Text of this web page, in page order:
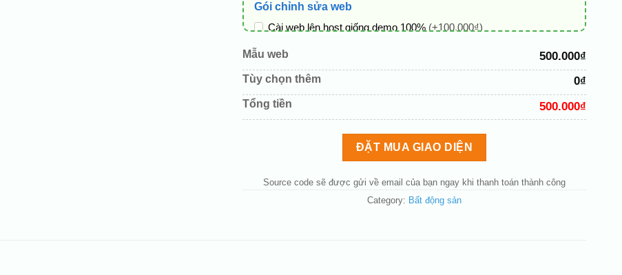
Gói chỉnh sửa web
Cài web lên host giống demo 100% (+100.000₫)
Thay logo + thông tin doanh nghiệp
Đổi màu chủ đạo theo tông của logo(+200.000₫)
Sửa danh mục và sắp xếp lại đề mục menu cho chuẩn
Thay đổi bố cục trang chủ (đơn giản)
Mẫu web 500.000₫
Tùy chọn thêm 0₫
Tổng tiền 500.000₫
ĐẶT MUA GIAO DIỆN
Source code sẽ được gửi về email của bạn ngay khi thanh toán thành công
Category: Bất động sản